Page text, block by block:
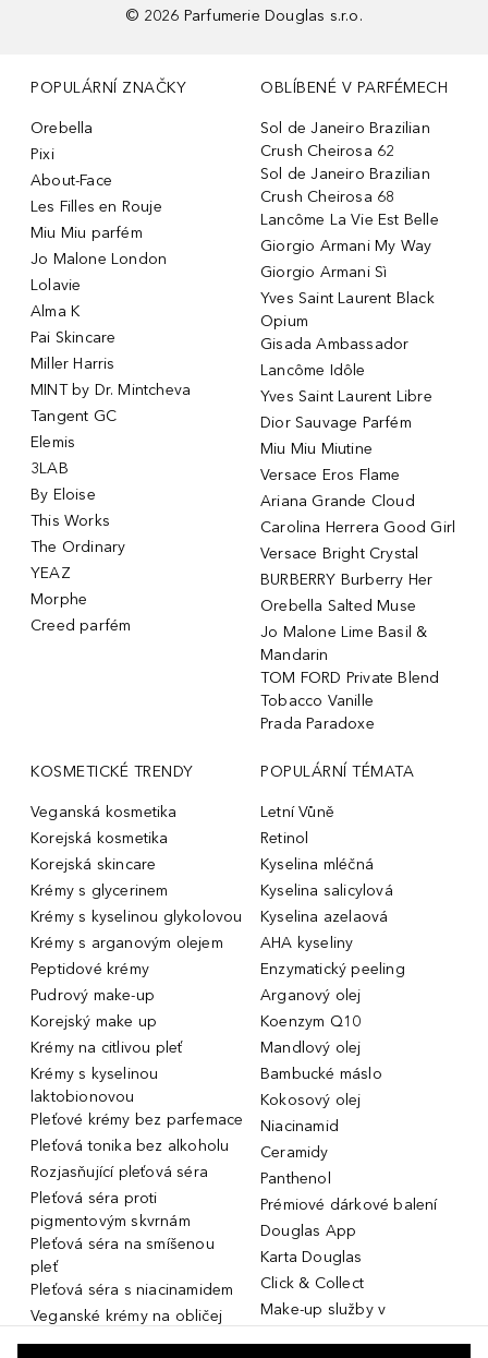
© 2026 Parfumerie Douglas s.r.o.
POPULÁRNÍ ZNAČKY
Orebella
Pixi
About-Face
Les Filles en Rouje
Miu Miu parfém
Jo Malone London
Lolavie
Alma K
Pai Skincare
Miller Harris
MINT by Dr. Mintcheva
Tangent GC
Elemis
3LAB
By Eloise
This Works
The Ordinary
YEAZ
Morphe
Creed parfém
OBLÍBENÉ V PARFÉMECH
Sol de Janeiro Brazilian
Crush Cheirosa 62
Sol de Janeiro Brazilian
Crush Cheirosa 68
Lancôme La Vie Est Belle
Giorgio Armani My Way
Giorgio Armani Sì
Yves Saint Laurent Black
Opium
Gisada Ambassador
Lancôme Idôle
Yves Saint Laurent Libre
Dior Sauvage Parfém
Miu Miu Miutine
Versace Eros Flame
Ariana Grande Cloud
Carolina Herrera Good Girl
Versace Bright Crystal
BURBERRY Burberry Her
Orebella Salted Muse
Jo Malone Lime Basil &
Mandarin
TOM FORD Private Blend
Tobacco Vanille
Prada Paradoxe
KOSMETICKÉ TRENDY
Veganská kosmetika
Korejská kosmetika
Korejská skincare
Krémy s glycerinem
Krémy s kyselinou glykolovou
Krémy s arganovým olejem
Peptidové krémy
Pudrový make-up
Korejský make up
Krémy na citlivou pleť
Krémy s kyselinou
laktobionovou
Pleťové krémy bez parfemace
Pleťová tonika bez alkoholu
Rozjasňující pleťová séra
Pleťová séra proti
pigmentovým skvrnám
Pleťová séra na smíšenou
pleť
Pleťová séra s niacinamidem
Veganské krémy na obličej
Miniatury parfémů, cestovní
POPULÁRNÍ TÉMATA
Letní Vůně
Retinol
Kyselina mléčná
Kyselina salicylová
Kyselina azelaová
AHA kyseliny
Enzymatický peeling
Arganový olej
Koenzym Q10
Mandlový olej
Bambucké máslo
Kokosový olej
Niacinamid
Ceramidy
Panthenol
Prémiové dárkové balení
Douglas App
Karta Douglas
Click & Collect
Make-up služby v
parfumeriích Douglas